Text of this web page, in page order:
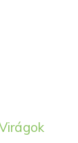
Címkék